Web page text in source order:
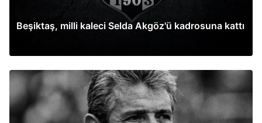
Beşiktaş, milli kaleci Selda Akgöz'ü kadrosuna kattı